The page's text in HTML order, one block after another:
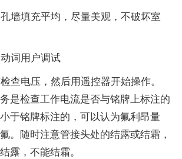
墙填充平均，尽量美观，不破坏室
词用户调试
查电压，然后用遥控器开始操作。
是检查工作电流是否与铭牌上标注的
于铭牌标注的，可以认为氟利昂量
。随时注意管接头处的结露或结霜，
露，不能结霜。